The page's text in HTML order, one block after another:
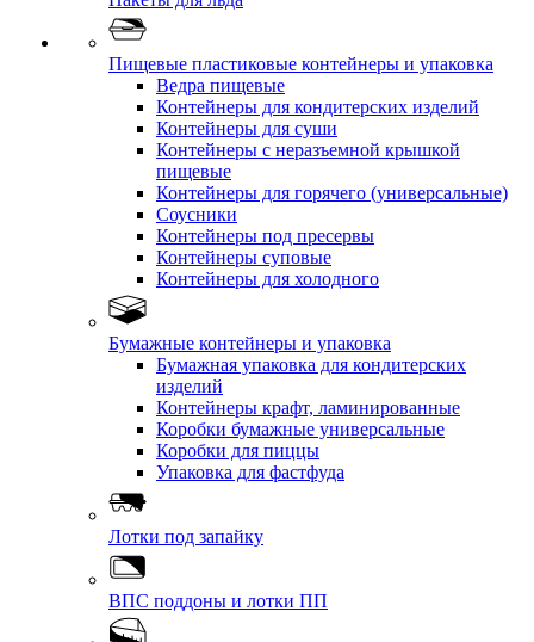
Пищевые пластиковые контейнеры и упаковка
Ведра пищевые
Контейнеры для кондитерских изделий
Контейнеры для суши
Контейнеры с неразъемной крышкой
пищевые
Контейнеры для горячего (универсальные)
Соусники
Контейнеры под пресервы
Контейнеры суповые
Контейнеры для холодного
Бумажные контейнеры и упаковка
Бумажная упаковка для кондитерских
изделий
Контейнеры крафт, ламинированные
Коробки бумажные универсальные
Коробки для пиццы
Упаковка для фастфуда
Лотки под запайку
ВПС поддоны и лотки ПП